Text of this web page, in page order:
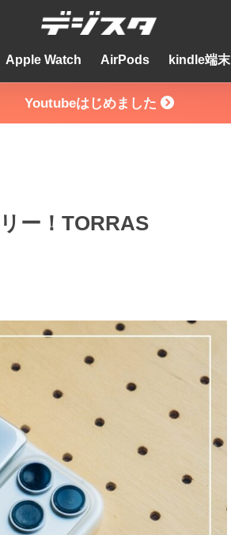
Apple Watch AirPods kindle端末
Youtubeはじめました
ー！TORRAS